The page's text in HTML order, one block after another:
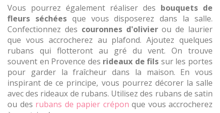
Vous pourrez également réaliser des bouquets de
fleurs séchéesque vous disposerez dans la salle.
Confectionnez des couronnes d'olivierou de laurier
que vous accrocherez au plafond. Ajoutez quelques
rubans qui flotteront au gré du vent. On trouve
souvent en Provence des rideaux de fils sur les portes
pour garder la fraîcheur dans la maison. En vous
inspirant de ce principe, vous pourrez décorer la salle
avec des rideaux de rubans. Utilisez des rubans de satin
ou des rubans de papier crépon que vous accrocherez